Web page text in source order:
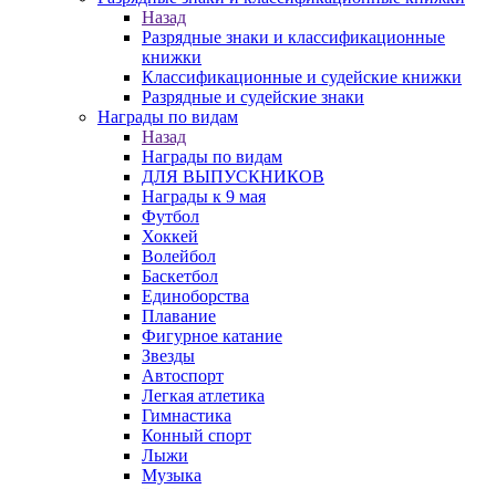
Назад
Разрядные знаки и классификационные
книжки
Классификационные и судейские книжки
Разрядные и судейские знаки
Награды по видам
Назад
Награды по видам
ДЛЯ ВЫПУСКНИКОВ
Награды к 9 мая
Футбол
Хоккей
Волейбол
Баскетбол
Единоборства
Плавание
Фигурное катание
Звезды
Автоспорт
Легкая атлетика
Гимнастика
Конный спорт
Лыжи
Музыка